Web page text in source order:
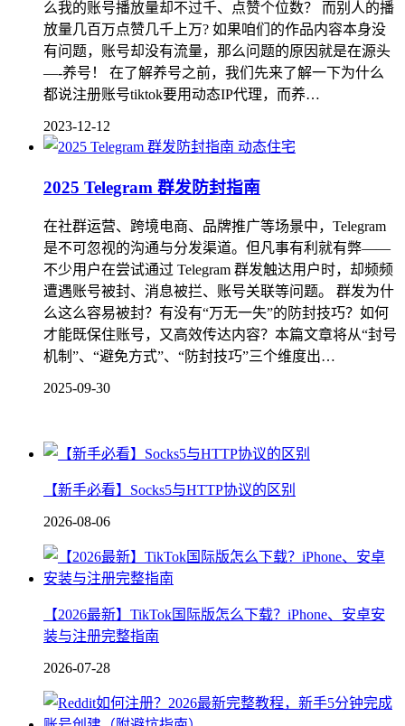
么我的账号播放量却不过千、点赞个位数？ 而别人的播
放量几百万点赞几千上万? 如果咱们的作品内容本身没
有问题，账号却没有流量，那么问题的原因就是在源头
—-养号！ 在了解养号之前，我们先来了解一下为什么
都说注册账号tiktok要用动态IP代理，而养…
2023-12-12
动态住宅
2025 Telegram 群发防封指南
在社群运营、跨境电商、品牌推广等场景中，Telegram
是不可忽视的沟通与分发渠道。但凡事有利就有弊——
不少用户在尝试通过 Telegram 群发触达用户时，却频频
遭遇账号被封、消息被拦、账号关联等问题。 群发为什
么这么容易被封？有没有“万无一失”的防封技巧？如何
才能既保住账号，又高效传达内容？本篇文章将从“封号
机制”、“避免方式”、“防封技巧”三个维度出…
2025-09-30
【新手必看】Socks5与HTTP协议的区别
2026-08-06
【2026最新】TikTok国际版怎么下载？iPhone、安卓安
装与注册完整指南
2026-07-28